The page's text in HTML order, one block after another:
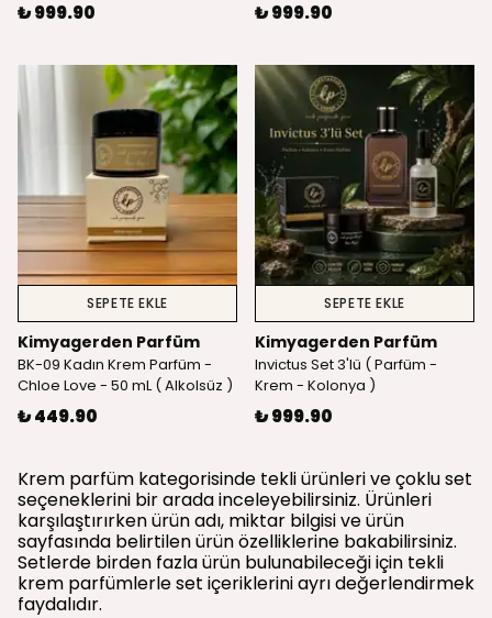
₺ 999.90 ₺ 999.90
SEPETE EKLE
Kimyagerden Parfüm
BK-09 Kadın Krem Parfüm -
Chloe Love - 50 mL ( Alkolsüz )
₺ 449.90
SEPETE EKLE
Kimyagerden Parfüm
Invictus Set 3'lü ( Parfüm -
Krem - Kolonya )
₺ 999.90
Krem parfüm kategorisinde tekli ürünleri ve çoklu set
seçeneklerini bir arada inceleyebilirsiniz. Ürünleri
karşılaştırırken ürün adı, miktar bilgisi ve ürün
sayfasında belirtilen ürün özelliklerine bakabilirsiniz.
Setlerde birden fazla ürün bulunabileceği için tekli
krem parfümlerle set içeriklerini ayrı değerlendirmek
faydalıdır.